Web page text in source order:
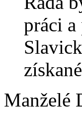
práci a
Manželé